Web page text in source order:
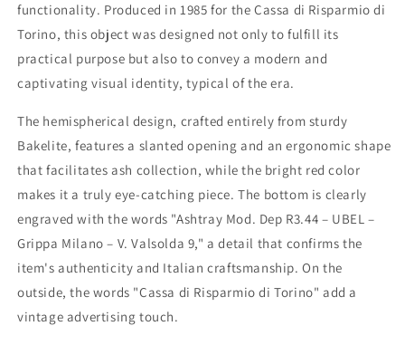
functionality. Produced in 1985 for the Cassa di Risparmio di
Torino, this object was designed not only to fulfill its
practical purpose but also to convey a modern and
captivating visual identity, typical of the era.
The hemispherical design, crafted entirely from sturdy
Bakelite, features a slanted opening and an ergonomic shape
that facilitates ash collection, while the bright red color
makes it a truly eye-catching piece. The bottom is clearly
engraved with the words "Ashtray Mod. Dep R3.44 – UBEL –
Grippa Milano – V. Valsolda 9," a detail that confirms the
item's authenticity and Italian craftsmanship. On the
outside, the words "Cassa di Risparmio di Torino" add a
vintage advertising touch.